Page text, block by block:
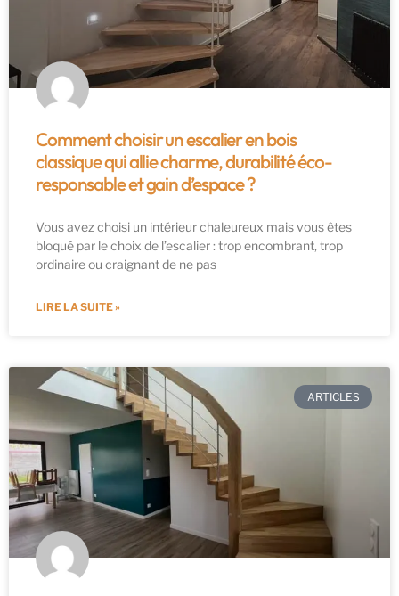
Comment choisir un escalier en bois
classique qui allie charme, durabilité éco-
responsable et gain d’espace ?
Vous avez choisi un intérieur chaleureux mais vous êtes
bloqué par le choix de l’escalier : trop encombrant, trop
ordinaire ou craignant de ne pas
LIRE LA SUITE »
ARTICLES